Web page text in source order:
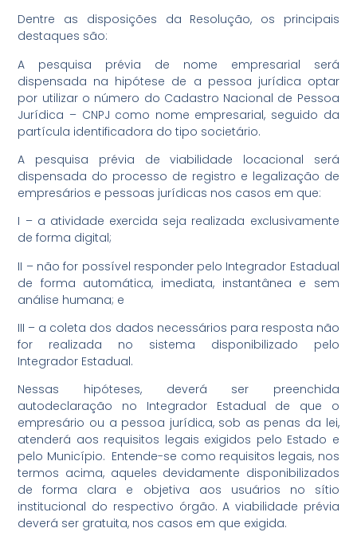
Dentre as disposições da Resolução, os principais
destaques são:
A pesquisa prévia de nome empresarial será
dispensada na hipótese de a pessoa jurídica optar
por utilizar o número do Cadastro Nacional de Pessoa
Jurídica – CNPJ como nome empresarial, seguido da
partícula identificadora do tipo societário.
A pesquisa prévia de viabilidade locacional será
dispensada do processo de registro e legalização de
empresários e pessoas jurídicas nos casos em que:
I – a atividade exercida seja realizada exclusivamente
de forma digital;
II – não for possível responder pelo Integrador Estadual
de forma automática, imediata, instantânea e sem
análise humana; e
III – a coleta dos dados necessários para resposta não
for realizada no sistema disponibilizado pelo
Integrador Estadual.
Nessas hipóteses, deverá ser preenchida
autodeclaração no Integrador Estadual de que o
empresário ou a pessoa jurídica, sob as penas da lei,
atenderá aos requisitos legais exigidos pelo Estado e
pelo Município. Entende-se como requisitos legais, nos
termos acima, aqueles devidamente disponibilizados
de forma clara e objetiva aos usuários no sítio
institucional do respectivo órgão. A viabilidade prévia
deverá ser gratuita, nos casos em que exigida.